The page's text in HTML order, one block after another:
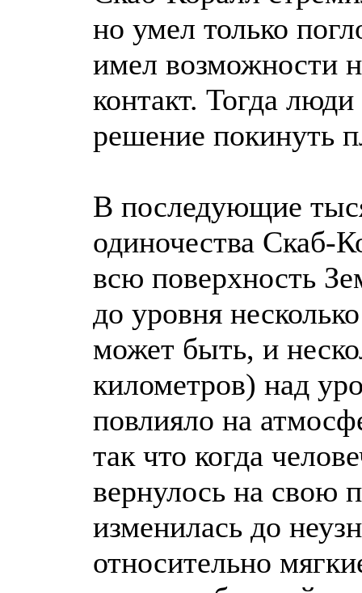
но умел только
имел возможности
контакт. Тогда
решение покинуть
В последующие
одиночества Скаб-
всю поверхность
до уровня
может быть, и
километров) над
повлияло на
так что когда
вернулось на свою
изменилась до
относительно